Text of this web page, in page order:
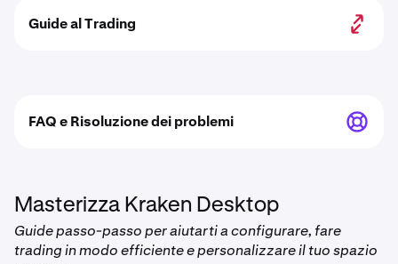
Guide al Trading
FAQ e Risoluzione dei problemi
Masterizza Kraken Desktop
Guide passo-passo per aiutarti a configurare, fare
trading in modo efficiente e personalizzare il tuo spazio